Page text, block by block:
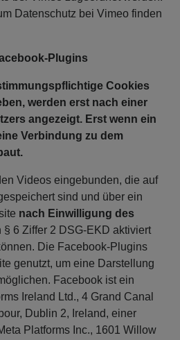
Datenschutz bei Vimeo finden
Plugins
Cookies
werden erst nach einer
angezeigt. Erst wenn ein
Verbindung zu dem
Videos eingebunden, die auf
sind und über ein
nach Einwilligung des
§ 6 Ziffer 2 DSG-EKD aktiviert
Die Facebook-Plugins
genutzt, um eine Darstellung
Facebook ist ein
Ireland Ltd., 4 Grand Canal
Dublin 2, Ireland, einer
Platforms Inc., 1601 Willow